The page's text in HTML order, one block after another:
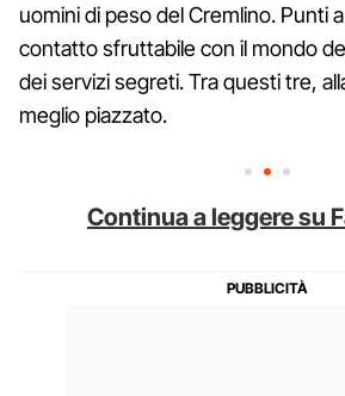
uomini di peso del Cremlino. Punti
contatto sfruttabile con il mondo
dei servizi segreti. Tra questi tre,
meglio piazzato.
Continua a leggere su